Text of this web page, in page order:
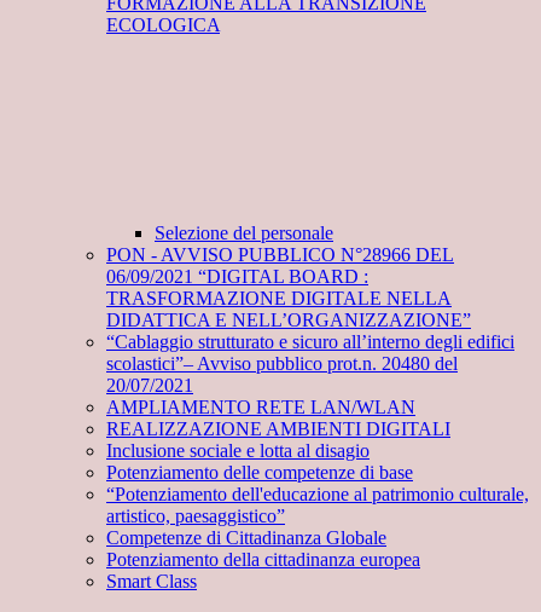
ECOLOGICA
Selezione del personale
PON - AVVISO PUBBLICO N°28966 DEL
06/09/2021 “DIGITAL BOARD :
TRASFORMAZIONE DIGITALE NELLA
DIDATTICA E NELL’ORGANIZZAZIONE”
“Cablaggio strutturato e sicuro all’interno degli edifici
scolastici”– Avviso pubblico prot.n. 20480 del
20/07/2021
AMPLIAMENTO RETE LAN/WLAN
REALIZZAZIONE AMBIENTI DIGITALI
Inclusione sociale e lotta al disagio
Potenziamento delle competenze di base
“Potenziamento dell'educazione al patrimonio culturale,
artistico, paesaggistico”
Competenze di Cittadinanza Globale
Potenziamento della cittadinanza europea
Smart Class